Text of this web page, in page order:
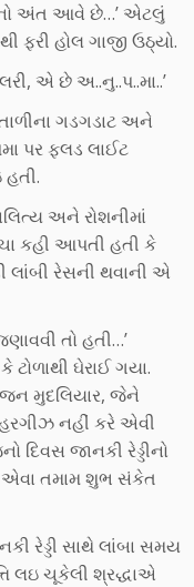
અંત આવે છે…’ એટલું
ફરી હોલ ગાજી ઉઠ્યો.
એ છે અ..નુ..પ..મા..’
ગડગડાટ અને
પર ફલડ લાઈટ
અને રોશનીમાં
કહી આપતી હતી કે
લાંબી રેસની થવાની એ
તો હતી…’
ટોળાથી ઘેરાઈ ગયા.
મુદલિયાર, જેને
હરગીઝ નહીં કરે એવી
જાનકી રેડ્ડીનો
તમામ શુભ સંકેત
રેડ્ડી સાથે લાંબા સમય
લઇ ચૂકેલી શ્રદ્ધાએ